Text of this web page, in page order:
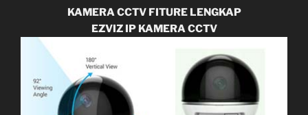
KAMERA CCTV FITURE LENGKAP
EZVIZ IP KAMERA CCTV